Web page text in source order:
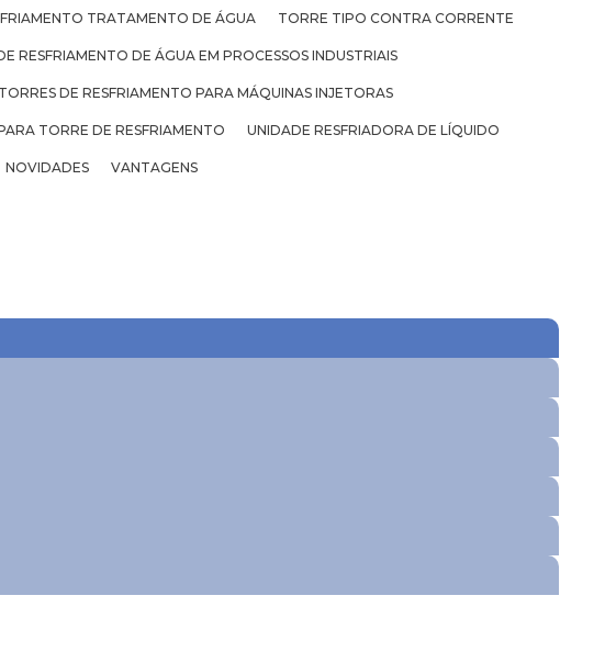
TRATAMENTO DE ÁGUA TORRE TIPO CONTRA CORRENTE
RESFRIAMENTO DE ÁGUA EM PROCESSOS INDUSTRIAIS
TORRES DE RESFRIAMENTO PARA MÁQUINAS INJETORAS
TORRE DE RESFRIAMENTO UNIDADE RESFRIADORA DE LÍQUIDO
NOVIDADES VANTAGENS